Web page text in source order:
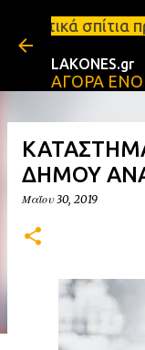
προς
LAKONES.gr
ΑΓΟΡΑ
ΔΗΜΟΥ
Μαΐου 30, 2019